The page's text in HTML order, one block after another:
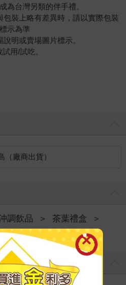
為台灣另類的伴手禮。
裝上略有差異時，請以實際包裝
標示為準
明或賣場圖片標示。
用/試吃。
（廠商出貨）
調飲品 ＞ 茶葉禮盒
＞